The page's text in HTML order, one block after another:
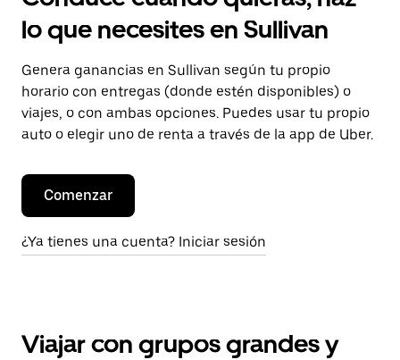
lo que necesites en Sullivan
Genera ganancias en Sullivan según tu propio
horario con entregas (donde estén disponibles) o
viajes, o con ambas opciones. Puedes usar tu propio
auto o elegir uno de renta a través de la app de Uber.
Comenzar
¿Ya tienes una cuenta? Iniciar sesión
Viajar con grupos grandes y